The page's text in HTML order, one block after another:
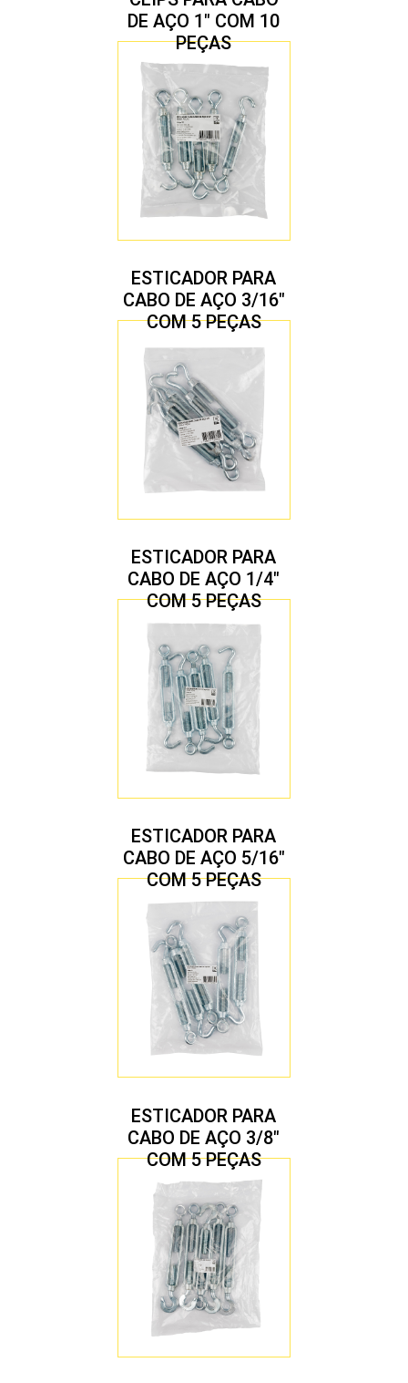
DE AÇO 1″ COM 10
PEÇAS
ESTICADOR PARA
CABO DE AÇO 3/16″
COM 5 PEÇAS
ESTICADOR PARA
CABO DE AÇO 1/4″
COM 5 PEÇAS
ESTICADOR PARA
CABO DE AÇO 5/16″
COM 5 PEÇAS
ESTICADOR PARA
CABO DE AÇO 3/8″
COM 5 PEÇAS